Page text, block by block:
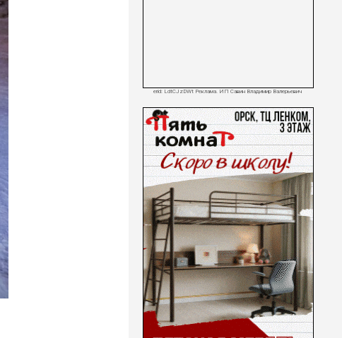
erid: LdtCJzDWt Реклама. ИП Савин Владимир Валерьевич